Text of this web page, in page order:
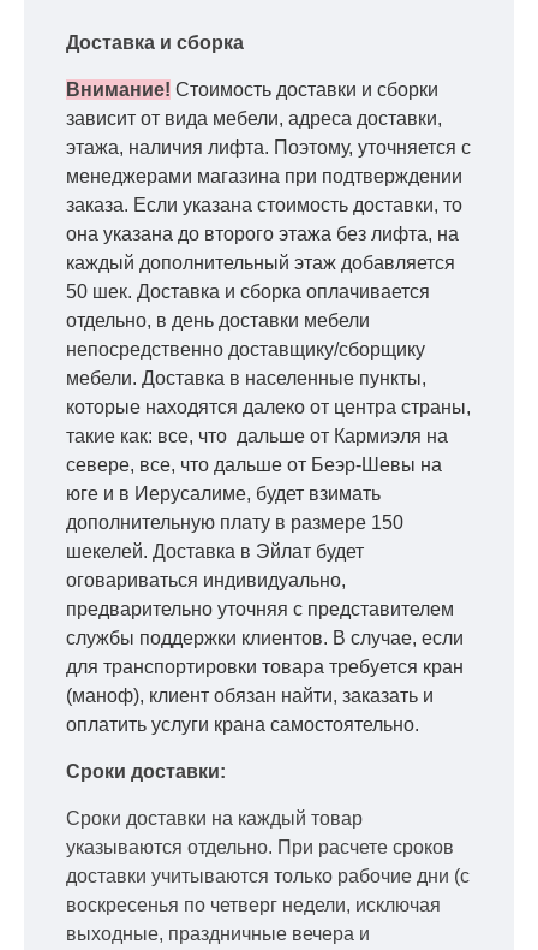
Доставка и сборка
Внимание! Стоимость доставки и сборки
зависит от вида мебели, адреса доставки,
этажа, наличия лифта. Поэтому, уточняется с
менеджерами магазина при подтверждении
заказа. Если указана стоимость доставки, то
она указана до второго этажа без лифта, на
каждый дополнительный этаж добавляется
50 шек. Доставка и сборка оплачивается
отдельно, в день доставки мебели
непосредственно доставщику/сборщику
мебели. Доставка в населенные пункты,
которые находятся далеко от центра страны,
такие как: все, что дальше от Кармиэля на
севере, все, что дальше от Беэр-Шевы на
юге и в Иерусалиме, будет взимать
дополнительную плату в размере 150
шекелей. Доставка в Эйлат будет
оговариваться индивидуально,
предварительно уточняя с представителем
службы поддержки клиентов. В случае, если
для транспортировки товара требуется кран
(маноф), клиент обязан найти, заказать и
оплатить услуги крана самостоятельно.
Сроки доставки:
Сроки доставки на каждый товар
указываются отдельно. При расчете сроков
доставки учитываются только рабочие дни (с
воскресенья по четверг недели, исключая
выходные, праздничные вечера и